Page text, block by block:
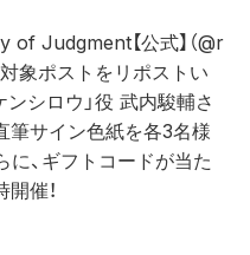
Judgment【公式】（@r
象ポストをリポストい
シロウ」役 武内駿輔さ
筆サイン色紙を各3名様
に、ギフトコードが当た
催！